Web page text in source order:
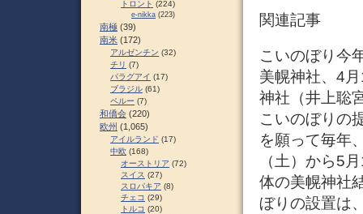
関連記事
こいのぼり今
美幌神社、4
神社（井上聡
こいのぼりの
を願って毎年
（土）から5
体の美幌神社
ぼりの設置は
トロント (224)
e-nikka (223)
南極 (39)
南米 (172)
アルゼンチン (32)
チリ (7)
パラグアイ (17)
ブラジル (61)
ペルー (7)
和僑会 (220)
欧州 (1,065)
アイルランド (17)
中欧 (168)
オーストリア (72)
スイス (27)
スロパキア (8)
チェコ (29)
トルコ (20)